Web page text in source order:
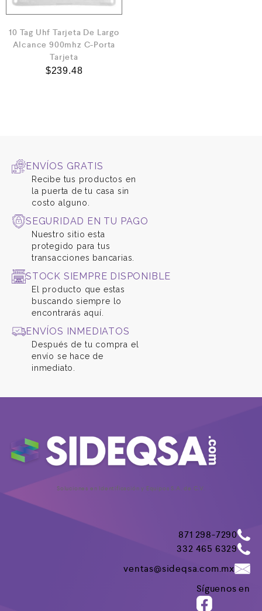
10 Tag Uhf Tarjeta De Largo
Alcance 900mhz C-Porta
Tarjeta
$239.48
ENVÍOS GRATIS
Recibe tus productos en
la puerta de tu casa sin
costo alguno.
SEGURIDAD EN TU PAGO
Nuestro sitio esta
protegido para tus
transacciones bancarias.
STOCK SIEMPRE DISPONIBLE
El producto que estas
buscando siempre lo
encontrarás aquí.
ENVÍOS INMEDIATOS
Después de tu compra el
envío se hace de
inmediato.
Soluciones en Identificación y Equipos S.A. de C.V.
871 298-7290
332 465 6329
ventas@sideqsa.com.mx
Síguenos en